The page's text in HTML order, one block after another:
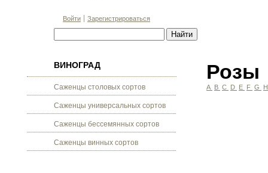
Войти Зарегистрироваться
ВИНОГРАД
Саженцы столовых сортов
Саженцы универсальных сортов
Саженцы бессемянных сортов
Саженцы винных сортов
Розы
A B C D E F G